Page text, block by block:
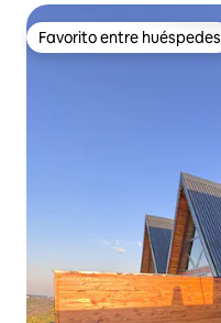
Favorito entre huéspedes
Favorito entre huéspedes